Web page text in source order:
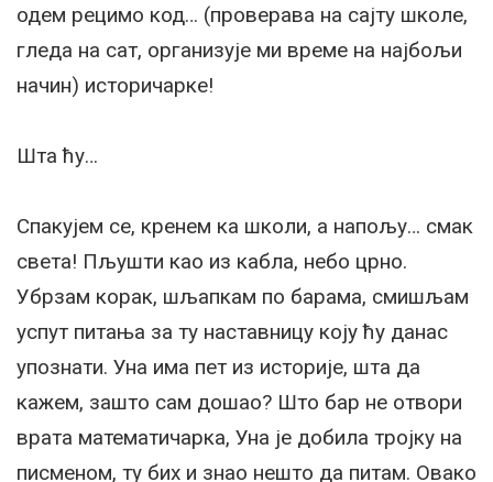
одем рецимо код… (проверава на сајту школе,
гледа на сат, организује ми време на најбољи
начин) историчарке!
Шта ћу…
Спакујем се, кренем ка школи, а напољу… смак
света! Пљушти као из кабла, небо црно.
Убрзам корак, шљапкам по барама, смишљам
успут питања за ту наставницу коју ћу данас
упознати. Уна има пет из историје, шта да
кажем, зашто сам дошао? Што бар не отвори
врата математичарка, Уна је добила тројку на
писменом, ту бих и знао нешто да питам. Овако